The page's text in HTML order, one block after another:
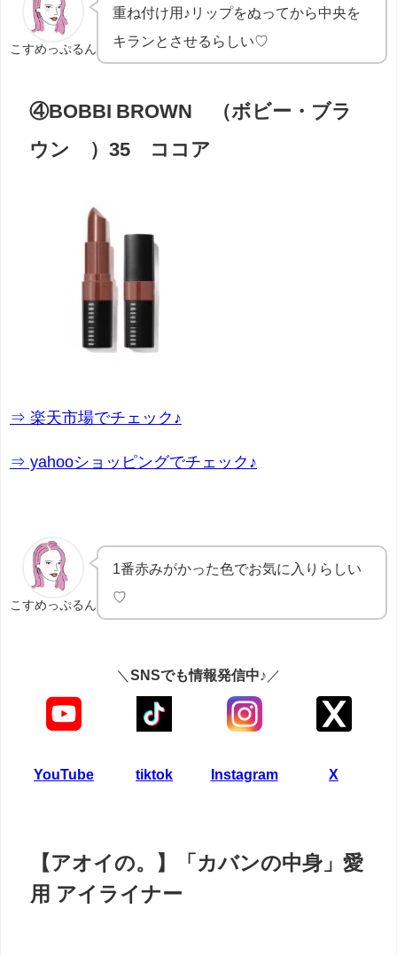
こすめっぷるん
重ね付け用♪リップをぬってから中央を
キランとさせるらしい♡
④BOBBI BROWN （ボビー・ブラ
ウン ）35 ココア
⇒ 楽天市場でチェック♪
⇒ yahooショッピングでチェック♪
こすめっぷるん
1番赤みがかった色でお気に入りらしい
♡
＼ SNSでも情報発信中♪ ／
YouTube tiktok Instagram X
【アオイの。】「カバンの中身」愛
用 アイライナー